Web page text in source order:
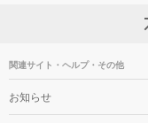
関連サイト・ヘルプ・その他
お知らせ